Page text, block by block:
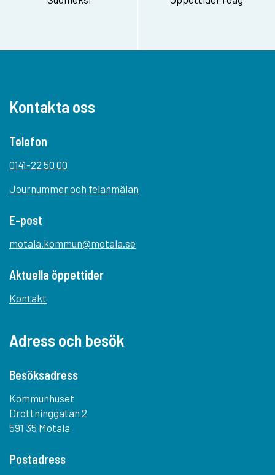
Kontakta oss
Telefon
0141-22 50 00
Journummer och felanmälan
E-post
motala.kommun@motala.se
Aktuella öppettider
Kontakt
Adress och besök
Besöksadress
Kommunhuset
Drottninggatan 2
591 35 Motala
Postadress